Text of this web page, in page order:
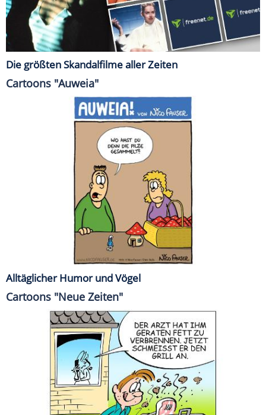
Die größten Skandalfilme aller Zeiten
Cartoons "Auweia"
Alltäglicher Humor und Vögel
Cartoons "Neue Zeiten"